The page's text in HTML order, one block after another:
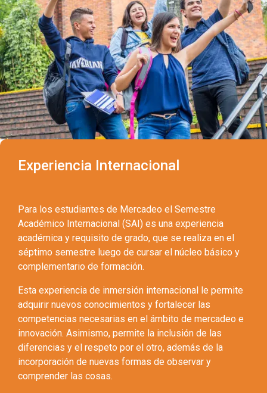
Experiencia Internacional
Para los estudiantes de Mercadeo el Semestre
Académico Internacional (SAI) es una experiencia
académica y requisito de grado, que se realiza en el
séptimo semestre luego de cursar el núcleo básico y
complementario de formación.
Esta experiencia de inmersión internacional le permite
adquirir nuevos conocimientos y fortalecer las
competencias necesarias en el ámbito de mercadeo e
innovación. Asimismo, permite la inclusión de las
diferencias y el respeto por el otro, además de la
incorporación de nuevas formas de observar y
comprender las cosas.